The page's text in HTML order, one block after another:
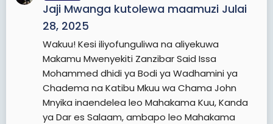
Jaji Mwanga kutolewa maamuzi Julai
28, 2025
Wakuu! Kesi iliyofunguliwa na aliyekuwa
Makamu Mwenyekiti Zanzibar Said Issa
Mohammed dhidi ya Bodi ya Wadhamini ya
Chadema na Katibu Mkuu wa Chama John
Mnyika inaendelea leo Mahakama Kuu, Kanda
ya Dar es Salaam, ambapo leo Mahakama